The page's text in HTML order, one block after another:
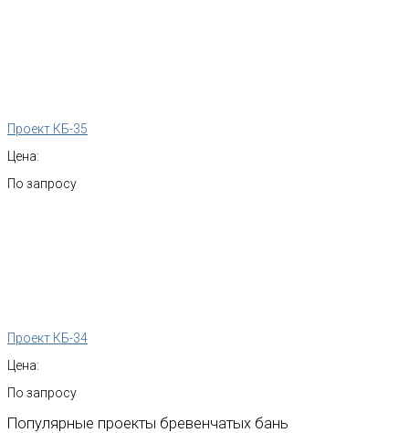
Проект КБ-35
Цена:
По запросу
Проект КБ-34
Цена:
По запросу
Популярные проекты бревенчатых бань